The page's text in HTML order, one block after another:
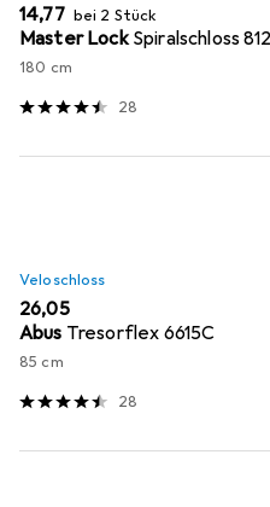
EUR
14,77 bei 2 Stück
Master Lock Spiralschloss
180 cm
28
Veloschloss
EUR
26,05
Abus Tresorflex 6615C
85 cm
28